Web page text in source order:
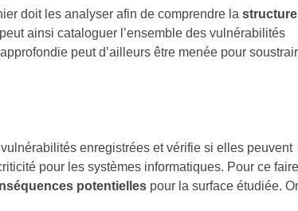
doit les analyser afin de comprendre lastructure
ainsi cataloguer l’ensemble des vulnérabilités
approfondie peut d’ailleurs être menée pour
enregistrées et vérifie si elles peuvent
pour les systèmes informatiques. Pour ce
potentielles pour la surface étudiée.